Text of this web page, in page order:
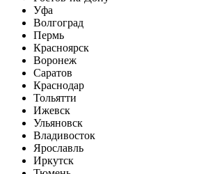
Уфа
Волгоград
Пермь
Красноярск
Воронеж
Саратов
Краснодар
Тольятти
Ижевск
Ульяновск
Владивосток
Ярославль
Иркутск